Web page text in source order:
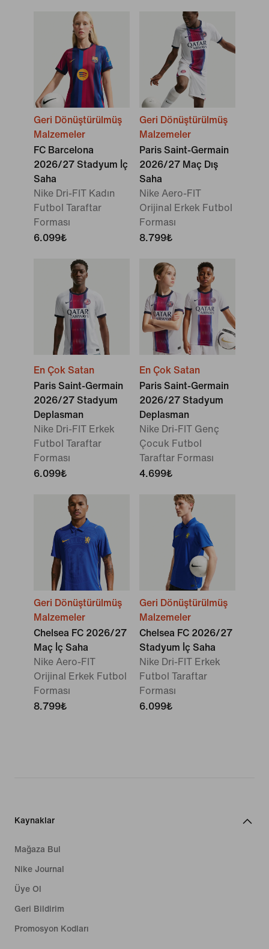
Geri Dönüştürülmüş
Malzemeler
FC Barcelona
2026/27 Stadyum İç
Saha
Nike Dri-FIT Kadın
Futbol Taraftar
Forması
6.099₺
Geri Dönüştürülmüş
Malzemeler
Paris Saint-Germain
2026/27 Maç Dış
Saha
Nike Aero-FIT
Orijinal Erkek Futbol
Forması
8.799₺
En Çok Satan
Paris Saint-Germain
2026/27 Stadyum
Deplasman
Nike Dri-FIT Erkek
Futbol Taraftar
Forması
6.099₺
En Çok Satan
Paris Saint-Germain
2026/27 Stadyum
Deplasman
Nike Dri-FIT Genç
Çocuk Futbol
Taraftar Forması
4.699₺
Geri Dönüştürülmüş
Malzemeler
Chelsea FC 2026/27
Maç İç Saha
Nike Aero-FIT
Orijinal Erkek Futbol
Forması
8.799₺
Geri Dönüştürülmüş
Malzemeler
Chelsea FC 2026/27
Stadyum İç Saha
Nike Dri-FIT Erkek
Futbol Taraftar
Forması
6.099₺
Kaynaklar
Mağaza Bul
Nike Journal
Üye Ol
Geri Bildirim
Promosyon Kodları